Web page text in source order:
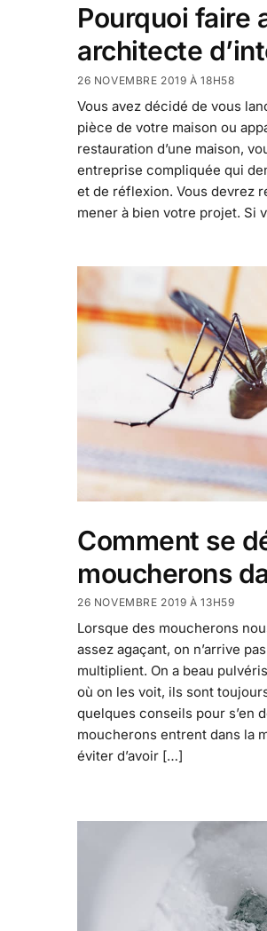
Pourquoi faire
architecte
26 NOVEMBRE 2019 À 18H58
Vous avez décidé de vous
pièce de votre maison ou
restauration d’une maison,
entreprise compliquée qui
et de réflexion. Vous devrez
mener à bien votre projet. Si
Comment se
moucherons
26 NOVEMBRE 2019 À 13H59
Lorsque des moucherons
assez agaçant, on n’arrive
multiplient. On a beau
où on les voit, ils sont
quelques conseils pour s’en
moucherons entrent dans la
éviter d’avoir […]